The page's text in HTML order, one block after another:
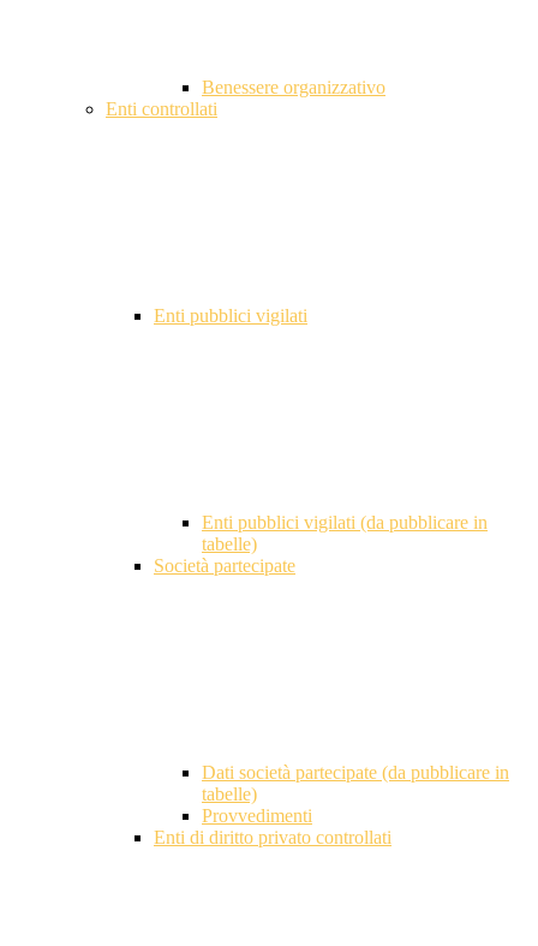
Benessere organizzativo
Enti controllati
Enti pubblici vigilati
Enti pubblici vigilati (da pubblicare in
tabelle)
Società partecipate
Dati società partecipate (da pubblicare in
tabelle)
Provvedimenti
Enti di diritto privato controllati